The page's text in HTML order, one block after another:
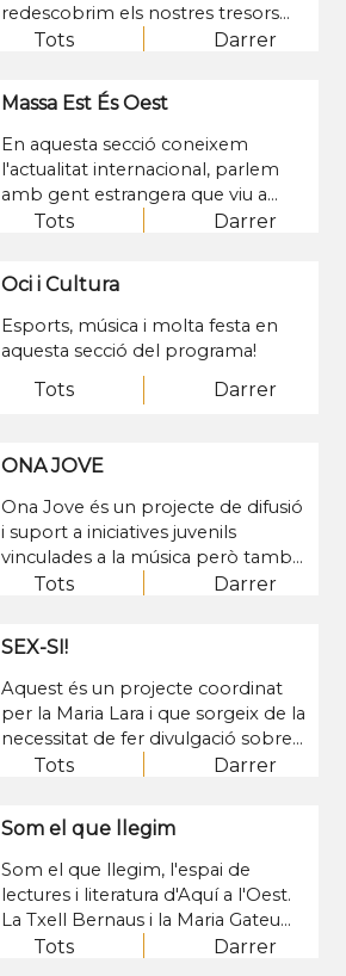
redescobrim els nostres tresors
mediambientals i/o les diferents
Tots Darrer
Massa Est És Oest
En aquesta secció coneixem
l'actualitat internacional, parlem
amb gent estrangera que viu a
Catalunya i amb gent catalana que
amb què, Aquí a l'Oest, mira a la
resta del món.
Tots Darrer
Oci i Cultura
Esports, música i molta festa en
aquesta secció del programa!
Tots Darrer
ONA JOVE
Ona Jove és un projecte de difusió
i suport a iniciatives juvenils
vinculades a la música però també
vinculades amb l’associacionisme,
els mitjans de comunicació
d’espais de difusió d’accions
gestionades directament per part
dels joves que es vinculen al talent
juvenil, valors i creació jove. Un
programa que compta amb el
Segrià i el tècnic de joventut, David
Lesan.
Tots Darrer
SEX-SI!
Aquest és un projecte coordinat
per la Maria Lara i que sorgeix de la
necessitat de fer divulgació sobre
la sexualitat inclusiva, plaent i sana.
cadascú de nosaltres, però, tot i
això, no deixa de ser quelcom
encara molt desconegut. En
definitiva, aquest és un espai
d'aprenentatge i autoconeixement
sobre la nostra sexualitat. En el
programa es tracten temes com la
Tots Darrer
Som el que llegim
Som el que llegim, l'espai de
lectures i literatura d'Aquí a l'Oest.
La Txell Bernaus i la Maria Gateu
donen veu a autors i autores, obres
Tots Darrer